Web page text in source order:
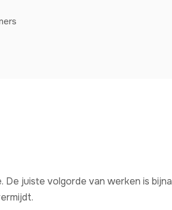
juiste volgorde van werken is bijna